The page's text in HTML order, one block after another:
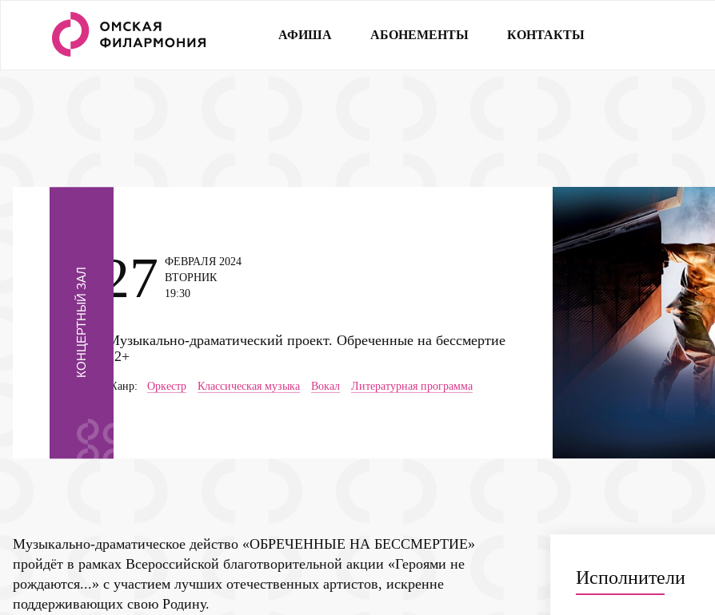
АФИША АБОНЕМЕНТЫ КОНТАКТЫ
КОНЦЕРТНЫЙ ЗАЛ
Музыкально-драматический проект. Обреченные на бессмертие
12+
Жанр: Оркестр Классическая музыка Вокал Литературная программа
27
ФЕВРАЛЯ 2024
ВТОРНИК
19:30
Музыкально-драматическое действо «ОБРЕЧЕННЫЕ НА БЕССМЕРТИЕ»
пройдёт в рамках Всероссийской благотворительной акции «Героями не
рождаются...» с участием лучших отечественных артистов, искренне
поддерживающих свою Родину.
Исполнители